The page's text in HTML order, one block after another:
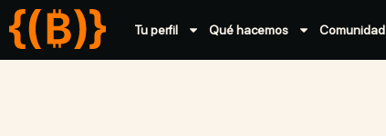
Tu perfil Qué hacemos Comunidad